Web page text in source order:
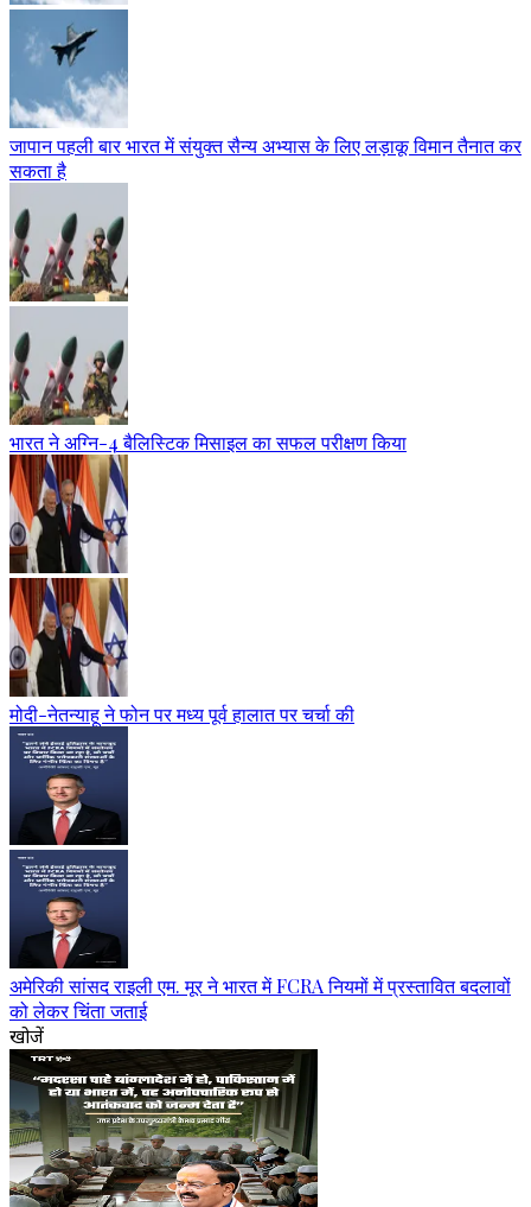
जापान पहली बार भारत में संयुक्त सैन्य अभ्यास के लिए लड़ाकू विमान तैनात कर
सकता है
भारत ने अग्नि-4 बैलिस्टिक मिसाइल का सफल परीक्षण किया
मोदी-नेतन्याहू ने फोन पर मध्य पूर्व हालात पर चर्चा की
अमेरिकी सांसद राइली एम. मूर ने भारत में FCRA नियमों में प्रस्तावित बदलावों
को लेकर चिंता जताई
खोजें